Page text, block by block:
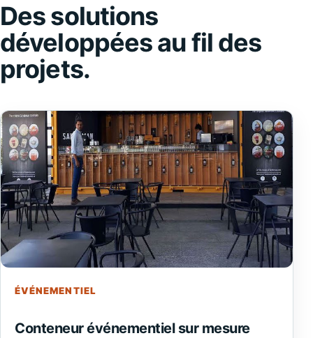
Des solutions
développées au fil des
projets.
ÉVÉNEMENTIEL
Conteneur événementiel sur mesure